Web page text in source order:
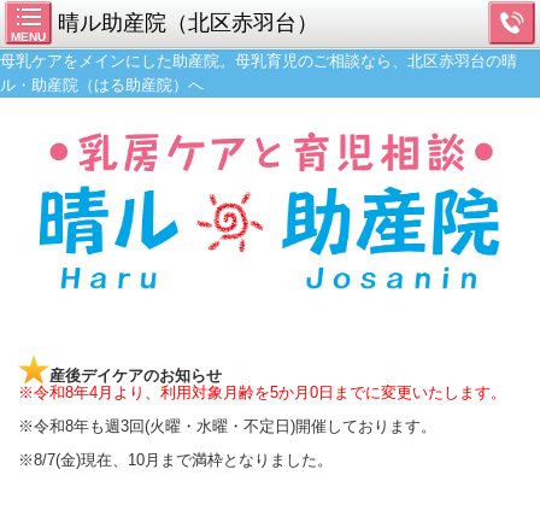
MENU
晴ル助産院（北区赤羽台）
母乳ケアをメインにした助産院。母乳育児のご相談なら、北区赤羽台の晴
ル・助産院（はる助産院）へ
産後デイケアのお知らせ
※令和8年4月より、利用対象月齢を5か月0日までに変更いたします。
※令和8年も週3回(火曜・水曜・不定日)開催しておりま す。
※8/7(金)現在、10月まで満枠となりました。